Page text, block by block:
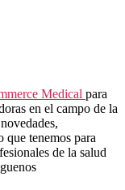
Medical para
en el campo de la
que tenemos para
de la salud